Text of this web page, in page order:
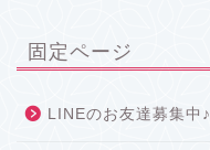
固定ページ
LINEのお友達募集中♪